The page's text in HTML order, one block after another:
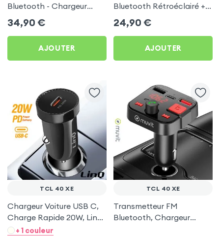
Bluetooth - Chargeur
Voiture USB C + USB -
Swissten
34,90 €
AJOUTER
Bluetooth Rétroéclairé +
Chargeur Voiture USB C
et USB - XO
24,90 €
AJOUTER
TCL 40 XE
Chargeur Voiture USB C,
Charge Rapide 20W, LinQ
- Noir pour TCL 40 XE
+ 1 couleur
TCL 40 XE
Transmetteur FM
Bluetooth, Chargeur